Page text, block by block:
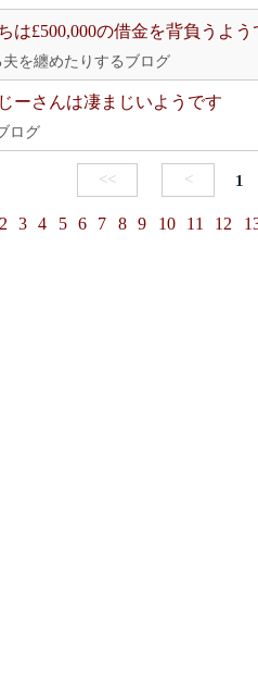
は£500,000の借金を背負うよう
夫を纏めたりするブログ
ーさんは凄まじいようです
ログ
<< < 1
2 3 4 5 6 7 8 9 10 11 12